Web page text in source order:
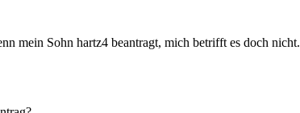
mein Sohn hartz4 beantragt, mich betrifft es doch nicht.